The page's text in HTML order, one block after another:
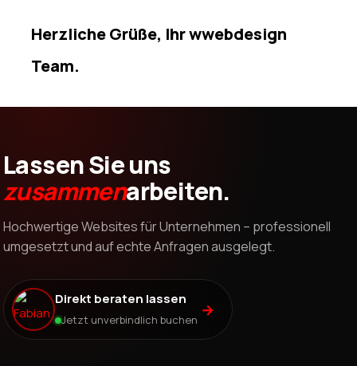
Herzliche Grüße, Ihr wwebdesign
Team.
Lassen Sie uns
zusammenarbeiten.
Hochwertige Websites für Unternehmen – professionell
umgesetzt und auf echte Anfragen ausgelegt.
Direkt beraten lassen
Jetzt unverbindlich buchen
→